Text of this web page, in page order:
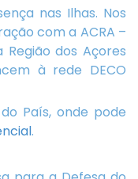
nas Ilhas. Nos
com a ACRA –
Região dos Açores
à rede DECO
País, onde pode
.